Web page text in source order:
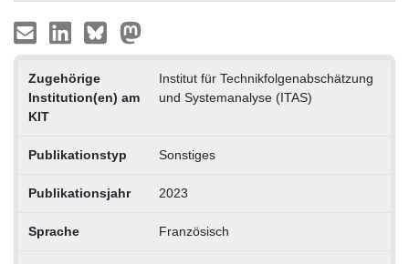
Zugehörige
Institution(en) am
KIT
Institut für Technikfolgenabschätzung
und Systemanalyse (ITAS)
Publikationstyp Sonstiges
Publikationsjahr 2023
Sprache Französisch